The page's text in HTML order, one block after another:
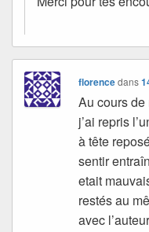
florencedans
Au cours de
j’ai repris
à tête
sentir
etait
restés au
avec